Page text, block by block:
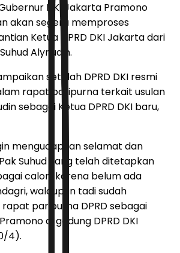
DKI Jakarta Pramono
akan segera memproses
Ketua DPRD DKI Jakarta dari
Alynudin.
setelah DPRD DKI resmi
rapat paripurna terkait usulan
sebagai Ketua DPRD DKI baru,
mengucapkan selamat dan
Suhud yang telah ditetapkan
calon, karena belum ada
walaupun tadi sudah
paripurna DPRD sebagai
di gedung DPRD DKI
4).